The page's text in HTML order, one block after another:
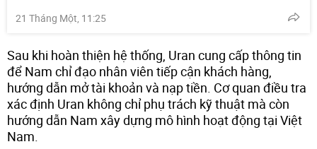
21 Tháng Một, 11:25
Sau khi hoàn thiện hệ thống, Uran cung cấp thông tin
để Nam chỉ đạo nhân viên tiếp cận khách hàng,
hướng dẫn mở tài khoản và nạp tiền. Cơ quan điều tra
xác định Uran không chỉ phụ trách kỹ thuật mà còn
hướng dẫn Nam xây dựng mô hình hoạt động tại Việt
Nam.